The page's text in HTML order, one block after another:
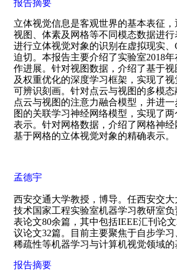
报告摘要
立体视觉信息是客观世界的基本表征，
视图、体素及网格等不同模态数据进
进行立体视觉对象的识别在虚拟现实、
迫切。本报告主要介绍了实验室2018年
作进展。针对视图数据，介绍了基于
及权重优化的深度学习框架，实现了
可辨识刻画。针对点云与视图的多模
点云与视图的注意力融合模型，并进
图的关联学习神经网络模型，实现了
表示。针对网格数据，介绍了网格神
基于网格的立体视觉对象的精确表示。
孟德宇
西安交通大学教授，博导。任西安交
技术国家工程实验室机器学习教研室
表论文80余篇，其中包括IEEE汇刊论文
议论文32篇。目前主要聚焦于自步学
稀疏性等机器学习与计算机视觉领域的
报告摘要